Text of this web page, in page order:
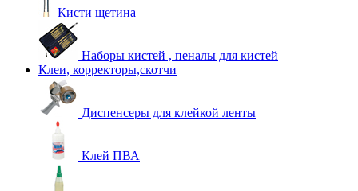
Кисти щетина
Наборы кистей , пеналы для кистей
Клеи, корректоры,скотчи
Диспенсеры для клейкой ленты
Клей ПВА